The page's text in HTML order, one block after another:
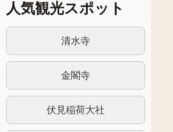
人気観光スポット
清水寺
金閣寺
伏見稲荷大社